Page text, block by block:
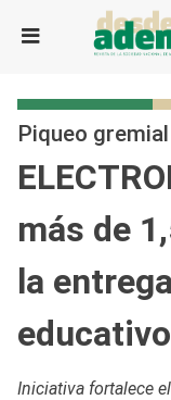
Piqueo gremial
más de
la
Iniciativa fortalece